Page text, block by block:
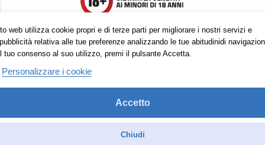
web utilizza cookie propri e di terze parti per migliorare i nostri servizi e
relativa alle tue preferenze analizzando le tue abitudinidi
tuo consenso al suo utilizzo, premi il pulsante Accetta.
Personalizzare i cookie
Accetto
Chiudi
Trovaci anche su: